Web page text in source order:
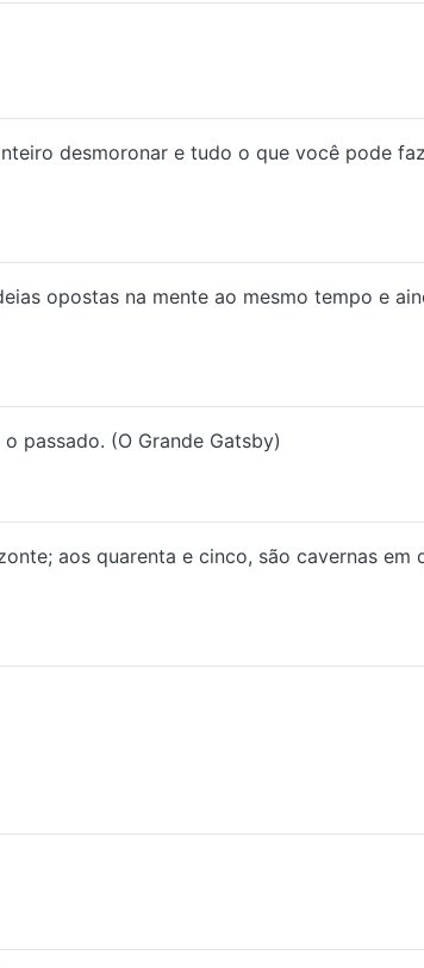
desmoronar e tudo o que você pode
opostas na mente ao mesmo tempo e
passado. (O Grande Gatsby)
aos quarenta e cinco, são cavernas em